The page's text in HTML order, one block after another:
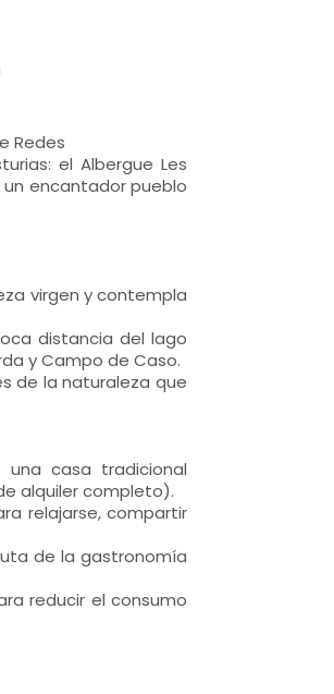
Redes
el Albergue Les
un encantador pueblo
virgen y contempla
distancia del lago
y Campo de Caso.
de la naturaleza que
casa tradicional
alquiler completo).
relajarse, compartir
de la gastronomía
reducir el consumo